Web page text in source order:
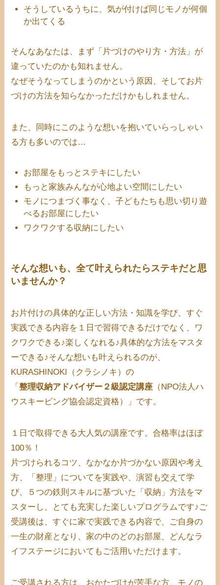
そうしているうちに、気が付けば同じモノが何個
か出てくる
そんなあなたは、まず「片づけのやり方・方法」が
違っていたのかも知れません。
なぜそうなってしまうのかという原因 、そしてお片
づけの方法を知らなかっただけかもしれません。
また、同時にこのような想いを抱いていらっしゃい
る方も多いのでは…
お部屋をもっとステキにしたい
もっと家族みんなが心地よい空間にしたい
モノにつまづく事なく、子どもたちも思い切り遊
べるお部屋にしたい
ワクワクする収納にしたい
そんな想いも、全て叶えられたらステキだと思
いませんか？
お片付けの具体的な正しい方法・知識を学び、すぐ
実践できる内容を１日で習得できるだけでなく、ワ
クワクできる♪楽しくなれる♪具体的な方法をマスタ
ーできる♪そんな想いも叶えられるのが、
KURASHINOKI（クラシノキ）の
「整理収納アドバイザー２級認定講座 （NPO法人ハ
ウスキーピング協会認定資格）」 です。
１日で取得できる大人気の講座です。合格率はほぼ
100％！
片づけられるコツ、なかなか片づかない原因や考え
方、「整理」についてを実践や、演習も交えて学
び、５つの鉄則スキルに基づいた「収納」方法をマ
スターし、とても充実した楽しいプログラムです♪ご
受講後は、すぐに家で実践できる内容で、ご自身の
一生の財産となり、家の中のどのお部屋、どんなラ
イフステージにおいてもご活用いただけます。
ご受講される方は、おかたづけが苦手な方、モノの